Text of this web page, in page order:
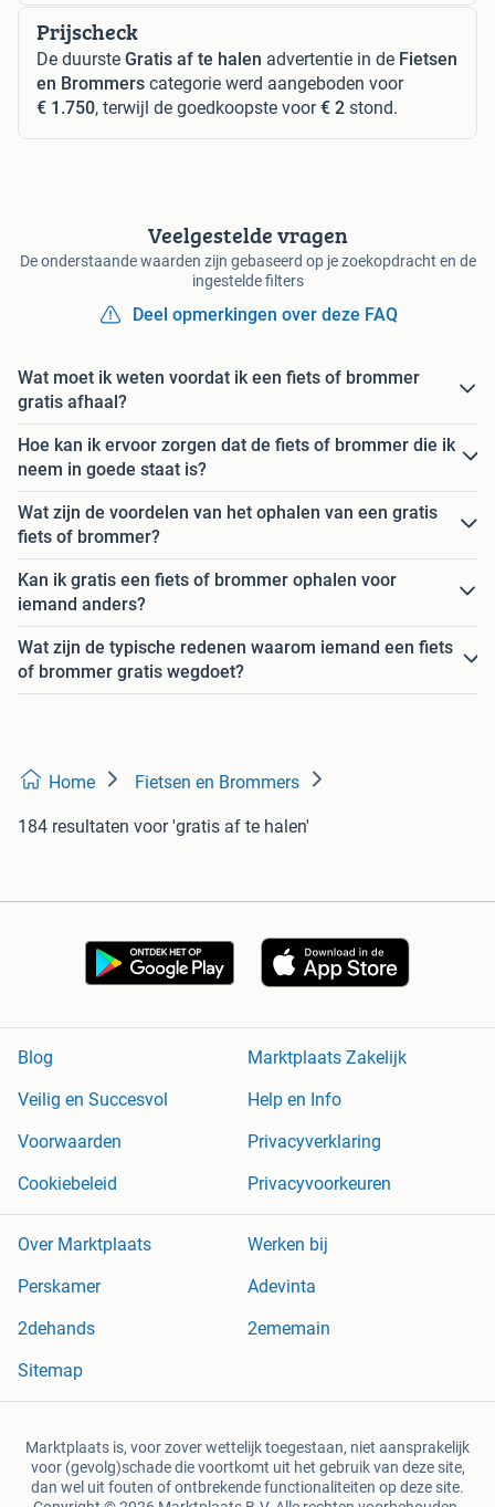
Prijscheck
De duurste Gratis af te halen advertentie in de Fietsen
en Brommers categorie werd aangeboden voor
€ 1.750, terwijl de goedkoopste voor€ 2 stond.
Veelgestelde vragen
De onderstaande waarden zijn gebaseerd op je zoekopdracht en de
ingestelde filters
Deel opmerkingen over deze FAQ
Wat moet ik weten voordat ik een fiets of brommer
gratis afhaal?
Hoe kan ik ervoor zorgen dat de fiets of brommer die ik
neem in goede staat is?
Wat zijn de voordelen van het ophalen van een gratis
fiets of brommer?
Kan ik gratis een fiets of brommer ophalen voor
iemand anders?
Wat zijn de typische redenen waarom iemand een fiets
of brommer gratis wegdoet?
Home Fietsen en Brommers
184 resultaten voor 'gratis af te halen'
Blog
Marktplaats Zakelijk
Veilig en Succesvol
Help en Info
Voorwaarden
Privacyverklaring
Cookiebeleid
Privacyvoorkeuren
Over Marktplaats
Werken bij
Perskamer
Adevinta
2dehands
2ememain
Sitemap
Marktplaats is, voor zover wettelijk toegestaan, niet aansprakelijk
voor (gevolg)schade die voortkomt uit het gebruik van deze site,
dan wel uit fouten of ontbrekende functionaliteiten op deze site.